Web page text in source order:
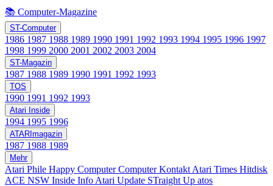
📚 Computer-Magazine
ST-Computer
1986 1987 1988 1989 1990 1991 1992 1993 1994 1995 1996 1997
1998 1999 2000 2001 2002 2003 2004
ST-Magazin
1987 1988 1989 1990 1991 1992 1993
TOS
1990 1991 1992 1993
Atari Inside
1994 1995 1996
ATARImagazin
1987 1988 1989
Mehr
Atari Phile Happy ComputerComputer Kontakt Atari Times Hitdisk
ACE NSW Inside Info Atari Update STraight Up atos